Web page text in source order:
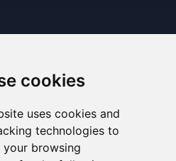
cookies
uses cookies and
technologies to
your browsing